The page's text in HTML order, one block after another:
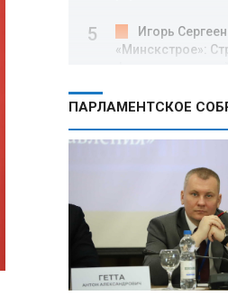
Игорь
«Минскстрое»:
в улучшении
МИД РФ:
Зеленского в
ожидаемых
Белорусские
собрали первые
томаты из
на орбите
ПАРЛАМЕНТСКОЕ